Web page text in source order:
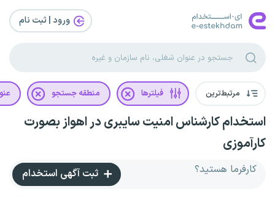
ورود | ثبت‌ نام
مرتبط‌ترین فیلترها منطقه جستجو
استخدام کارشناس امنیت سایبری در اهواز بصورت
کارآموزی
کارفرما هستید؟ ثبت آگهی استخدام